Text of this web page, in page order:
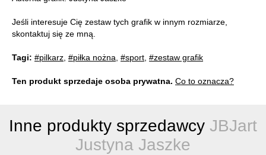
Jeśli interesuje Cię zestaw tych grafik w innym rozmiarze,
skontaktuj się ze mną.
Tagi: #pilkarz #piłka nożna #sport #zestaw grafik
Ten produkt sprzedaje osoba prywatna. Co to oznacza?
Inne produkty sprzedawcy JBJart
Justyna Jaszke